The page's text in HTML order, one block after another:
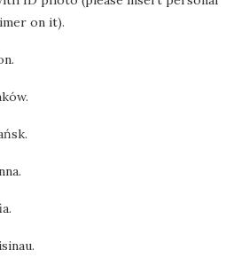
on it).